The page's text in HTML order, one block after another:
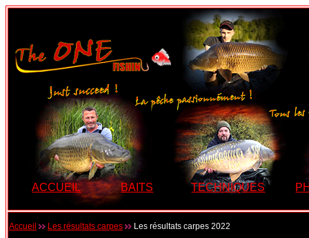
ACCUEIL BAITS TECHNIQUES
Accueil Les résultats carpes Les résultats carpes 2022